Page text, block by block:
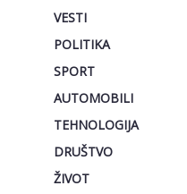
VESTI
POLITIKA
SPORT
AUTOMOBILI
TEHNOLOGIJA
DRUŠTVO
ŽIVOT